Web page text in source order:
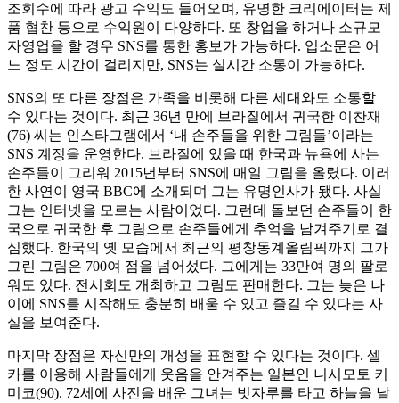
조회수에 따라 광고 수익도 들어오며, 유명한 크리에이터는 제
품 협찬 등으로 수익원이 다양하다. 또 창업을 하거나 소규모
자영업을 할 경우 SNS를 통한 홍보가 가능하다. 입소문은 어
느 정도 시간이 걸리지만, SNS는 실시간 소통이 가능하다.
SNS의 또 다른 장점은 가족을 비롯해 다른 세대와도 소통할
수 있다는 것이다. 최근 36년 만에 브라질에서 귀국한 이찬재
(76) 씨는 인스타그램에서 ‘내 손주들을 위한 그림들’이라는
SNS 계정을 운영한다. 브라질에 있을 때 한국과 뉴욕에 사는
손주들이 그리워 2015년부터 SNS에 매일 그림을 올렸다. 이러
한 사연이 영국 BBC에 소개되며 그는 유명인사가 됐다. 사실
그는 인터넷을 모르는 사람이었다. 그런데 돌보던 손주들이 한
국으로 귀국한 후 그림으로 손주들에게 추억을 남겨주기로 결
심했다. 한국의 옛 모습에서 최근의 평창동계올림픽까지 그가
그린 그림은 700여 점을 넘어섰다. 그에게는 33만여 명의 팔로
워도 있다. 전시회도 개최하고 그림도 판매한다. 그는 늦은 나
이에 SNS를 시작해도 충분히 배울 수 있고 즐길 수 있다는 사
실을 보여준다.
마지막 장점은 자신만의 개성을 표현할 수 있다는 것이다. 셀
카를 이용해 사람들에게 웃음을 안겨주는 일본인 니시모토 키
미코(90). 72세에 사진을 배운 그녀는 빗자루를 타고 하늘을 날